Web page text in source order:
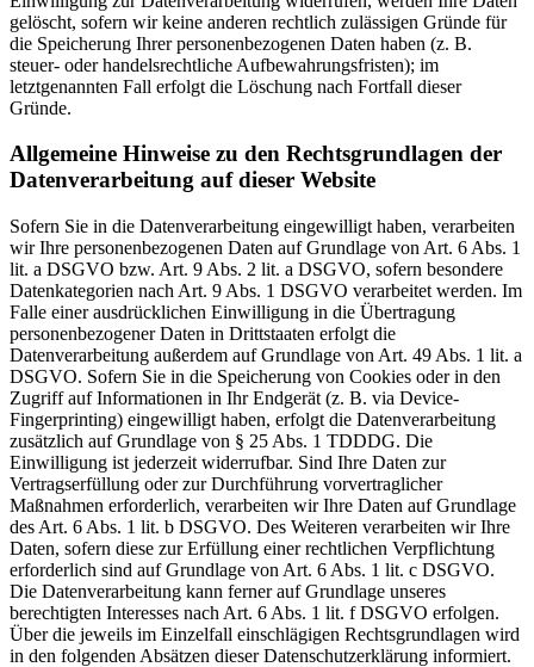
gelöscht, sofern wir keine anderen rechtlich zulässigen Gründe für
die Speicherung Ihrer personenbezogenen Daten haben (z. B.
steuer- oder handelsrechtliche Aufbewahrungsfristen); im
letztgenannten Fall erfolgt die Löschung nach Fortfall dieser
Gründe.
Allgemeine Hinweise zu den Rechtsgrundlagen der
Datenverarbeitung auf dieser Website
Sofern Sie in die Datenverarbeitung eingewilligt haben, verarbeiten
wir Ihre personenbezogenen Daten auf Grundlage von Art. 6 Abs. 1
lit. a DSGVO bzw. Art. 9 Abs. 2 lit. a DSGVO, sofern besondere
Datenkategorien nach Art. 9 Abs. 1 DSGVO verarbeitet werden. Im
Falle einer ausdrücklichen Einwilligung in die Übertragung
personenbezogener Daten in Drittstaaten erfolgt die
Datenverarbeitung außerdem auf Grundlage von Art. 49 Abs. 1 lit. a
DSGVO. Sofern Sie in die Speicherung von Cookies oder in den
Zugriff auf Informationen in Ihr Endgerät (z. B. via Device-
Fingerprinting) eingewilligt haben, erfolgt die Datenverarbeitung
zusätzlich auf Grundlage von § 25 Abs. 1 TDDDG. Die
Einwilligung ist jederzeit widerrufbar. Sind Ihre Daten zur
Vertragserfüllung oder zur Durchführung vorvertraglicher
Maßnahmen erforderlich, verarbeiten wir Ihre Daten auf Grundlage
des Art. 6 Abs. 1 lit. b DSGVO. Des Weiteren verarbeiten wir Ihre
Daten, sofern diese zur Erfüllung einer rechtlichen Verpflichtung
erforderlich sind auf Grundlage von Art. 6 Abs. 1 lit. c DSGVO.
Die Datenverarbeitung kann ferner auf Grundlage unseres
berechtigten Interesses nach Art. 6 Abs. 1 lit. f DSGVO erfolgen.
Über die jeweils im Einzelfall einschlägigen Rechtsgrundlagen wird
in den folgenden Absätzen dieser Datenschutzerklärung informiert.